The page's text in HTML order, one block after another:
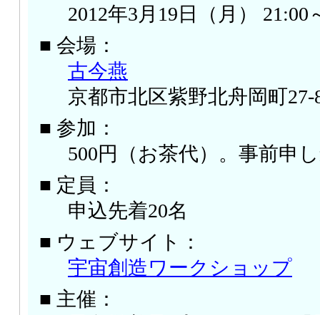
2012年3月19日（月） 21:00
■ 会場：
古今燕
京都市北区紫野北舟岡町27-
■ 参加：
500円（お茶代）。事前申
■ 定員：
申込先着20名
■ ウェブサイト：
宇宙創造ワークショップ
■ 主催：